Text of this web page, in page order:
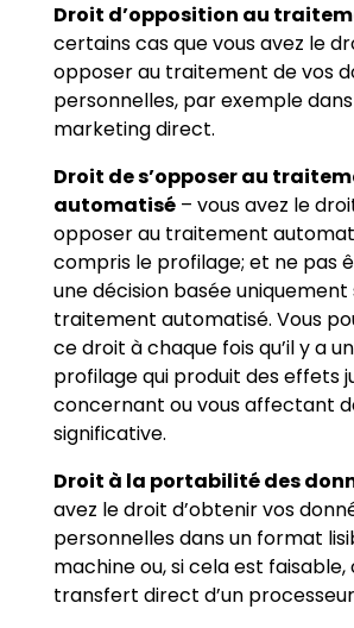
Droit d’opposition au
certains cas que vous avez le
opposer au traitement de vos
personnelles, par exemple
marketing direct.
Droit de s’opposer au
automatisé – vous avez le
opposer au traitement
compris le profilage; et ne pas
une décision basée uniquement
traitement automatisé. Vous
ce droit à chaque fois qu’il y a
profilage qui produit des effets
concernant ou vous affectant
significative.
Droit à la portabilité des
avez le droit d’obtenir vos
personnelles dans un format
machine ou, si cela est
transfert direct d’un